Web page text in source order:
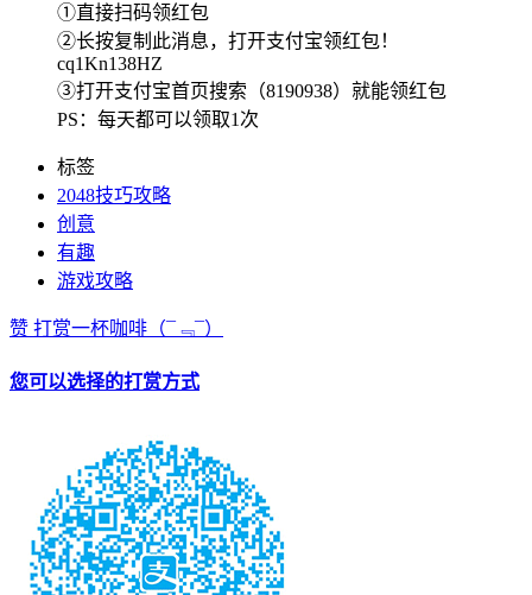
①直接扫码领红包
②长按复制此消息，打开支付宝领红包！
cq1Kn138HZ
③打开支付宝首页搜索（8190938）就能领红包
PS：每天都可以领取1次
标签
2048技巧攻略
创意
有趣
游戏攻略
赞 打赏一杯咖啡 （¯﹃¯）
您可以选择的打赏方式